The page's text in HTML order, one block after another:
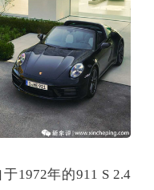
1972年的911 S 2.4